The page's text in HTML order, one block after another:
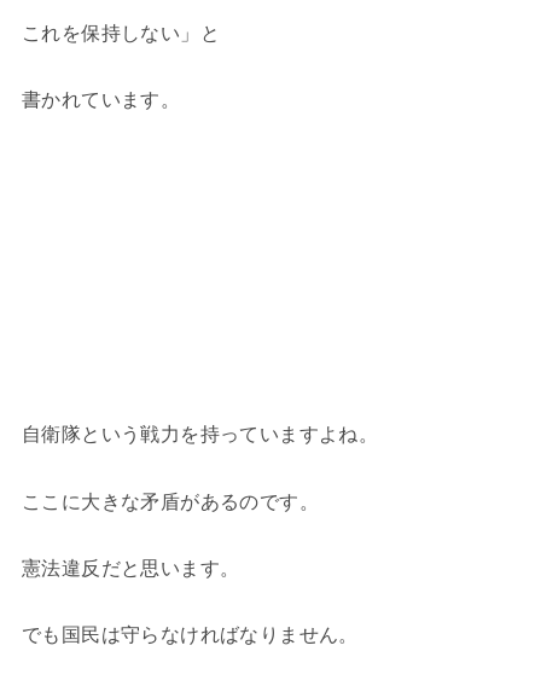
これを保持しない」と
書かれています。
自衛隊という戦力を持っていますよね。
ここに大きな矛盾があるのです。
憲法違反だと思います。
でも国民は守らなければなりません。